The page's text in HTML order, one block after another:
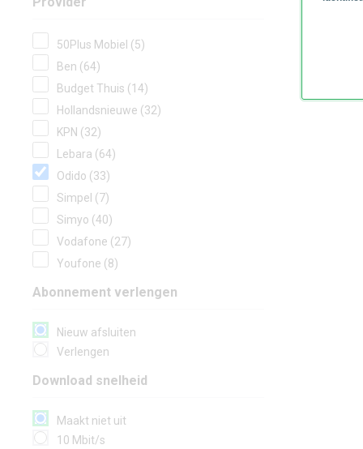
50Plus Mobiel (5)
Ben (64)
Budget Thuis (14)
Hollandsnieuwe (32)
KPN (32)
Lebara (64)
Odido (33)
Simpel (7)
Simyo (40)
Vodafone (27)
Youfone (8)
Abonnement verlengen
Nieuw afsluiten
Verlengen
Download snelheid
Maakt niet uit
10 Mbit/s